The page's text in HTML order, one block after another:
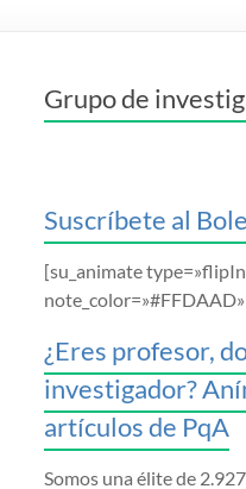
Grupo de
Suscríbete al
[su_animate
¿Eres profesor,
investigador?
artículos de PqA
Somos una élite de